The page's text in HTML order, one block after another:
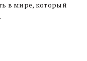
в мире, который